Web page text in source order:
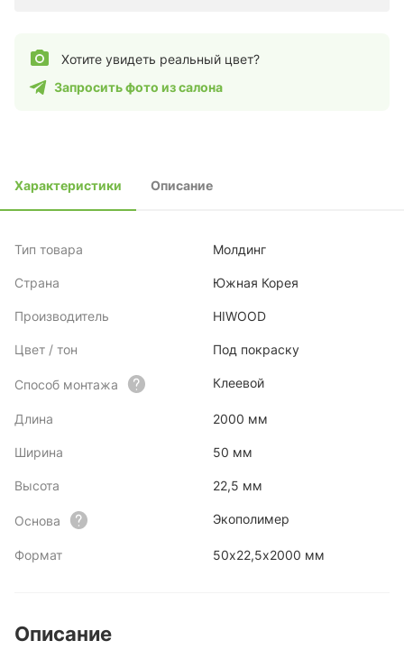
Хотите увидеть реальный цвет?
Запросить фото из салона
Характеристики Описание
Тип товара Молдинг
Страна Южная Корея
Производитель HIWOOD
Цвет / тон Под покраску
Способ монтажа Клеевой
Длина 2000 мм
Ширина 50 мм
Высота 22,5 мм
Основа Экополимер
Формат 50х22,5х2000 мм
Описание